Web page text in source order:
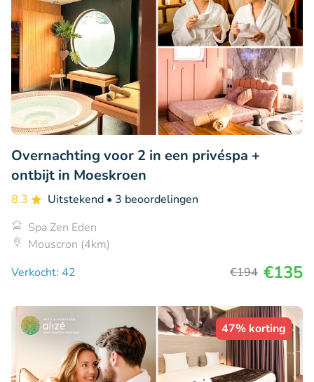
Overnachting voor 2 in een privéspa +
ontbijt in Moeskroen
8.3 Uitstekend • 3 beoordelingen
Spa Zen Eden
Mouscron (4km)
Verkocht: 42
€194 €135
47% korting